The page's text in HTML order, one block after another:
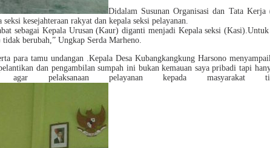
Didalam Susunan Organisasi dan Tata
kesejahteraan rakyat dan kepala seksi pelayanan.
sebagai Kepala Urusan (Kaur) diganti menjadi Kepala seksi
berubah,” Ungkap Serda Marheno.
para tamu undangan .Kepala Desa Kubangkangkung Harsono
dan pengambilan sumpah ini bukan kemauan saya pribadi tapi
pelaksanaan pelayanan kepada masyarakat